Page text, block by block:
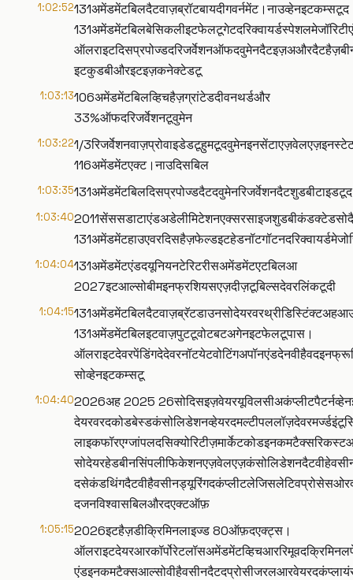
1:02:52131अमेंडमेंटबिलदैटवाज़ब्रॉटबायदीगवर्नमेंट।नाउव्हेनइटकम्सटूद
इटकुडबीऔरइटइज़कनेक्टेडटू
1:03:13106अमेंडमेंटबिलव्हिचहैज़ग्रांटेडदीवनथर्डऔर
33%ऑफदरिजर्वेशनटूवुमेन
1:03:221/
116अमेंडमेंटएक्ट।नाउदिसबिल
1:03:35131अमेंडमेंटबिलदिसप्रपोज्डदैटदवुमेनरिजर्वेशनदैटशुडबीटाइडटूद
1:03:40
1:04:04131अमेंडमेंटएंडदयूनियनटेरिटरीसअमेंडमेंटएटबिलआ
2027इटआल्सोबीमइनफ्रशियसएज़दीज़टूबिल्सदेवरलिंकटूदी
1:04:15
131अमेंडमेंटबिलइटवाज़पुटटूवोटबटअगेनइटफेलटूपास।
सोव्हेनइटकम्सटू
1:04:402026अह 2025
दजनविश्वासबिलऔरदएक्टऑफ़
1:05:152026इटहैज़डीक्रिमिनलाइज्ड 80ऑफ़दएक्ट्स।